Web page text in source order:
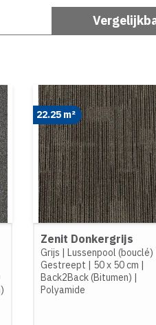
22.25 m²
Zenit Donkergrijs
Grijs |Lussenpool (bouclé)
Gestreept | 50 x 50 cm |
Back2Back (Bitumen) |
Polyamide